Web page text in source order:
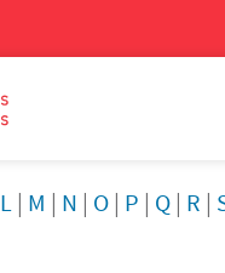
L | M | N | O | P | Q | R |